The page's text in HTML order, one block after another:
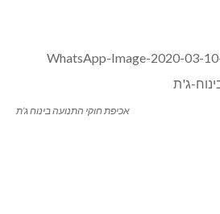
אכיפת חוקי התנועה בינוח ג’ת